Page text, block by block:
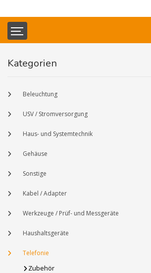
Kategorien
Beleuchtung
USV / Stromversorgung
Haus- und Systemtechnik
Gehäuse
Sonstige
Kabel / Adapter
Werkzeuge / Prüf- und Messgeräte
Haushaltsgeräte
Telefonie
Zubehör